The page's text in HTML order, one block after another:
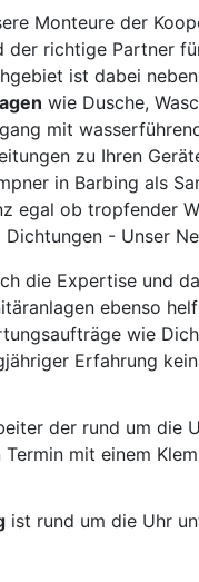
Monteure der
der richtige Partner
ist dabei
wie Dusche,
mit
zu Ihren
in Barbing als
egal ob tropfender
Dichtungen - Unser
die Expertise und
ebenso
wie
Erfahrung
der rund um die
mit einem
ist rund um die Uhr